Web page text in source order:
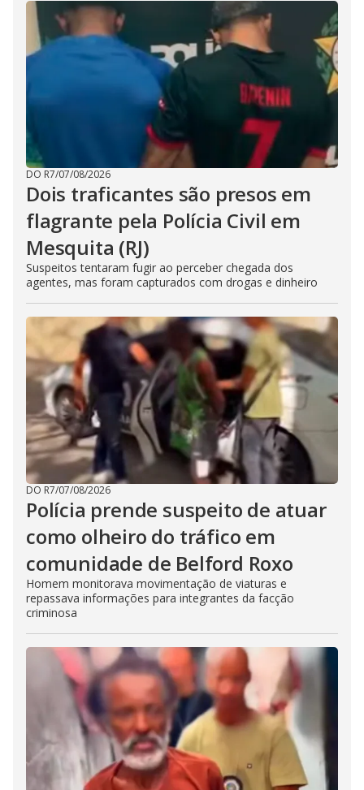
DO R7/07/08/2026
Dois traficantes são presos em
flagrante pela Polícia Civil em
Mesquita (RJ)
Suspeitos tentaram fugir ao perceber chegada dos
agentes, mas foram capturados com drogas e dinheiro
DO R7/07/08/2026
Polícia prende suspeito de atuar
como olheiro do tráfico em
comunidade de Belford Roxo
Homem monitorava movimentação de viaturas e
repassava informações para integrantes da facção
criminosa